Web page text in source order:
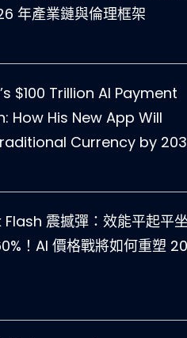
年產業鏈與倫理框架
$100 Trillion AI Payment
How His New App Will
Currency by
震撼彈：效能平起平
！AI 價格戰將如何重塑